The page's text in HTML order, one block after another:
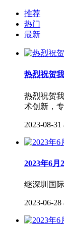
推荐
热门
最新
热烈祝贺
热烈祝贺
术创新，
2023-08-31
2023年6
继深圳国
2023-06-28